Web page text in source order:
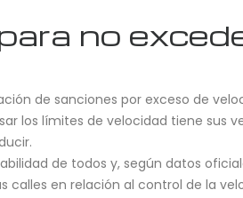
no
de sanciones por exceso de
los límites de velocidad tiene sus
de todos y, según datos
calles en relación al control de la